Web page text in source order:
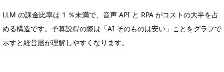
LLM の課金比率は 1 ％未満で、音声 API と RPA がコストの大半を占
める構造です。予算説得の際は「AI そのものは安い」ことをグラフで
示すと経営層が理解しやすくなります。